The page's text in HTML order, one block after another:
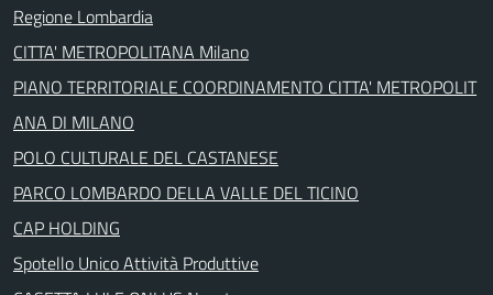
Regione Lombardia
CITTA' METROPOLITANA Milano
PIANO TERRITORIALE COORDINAMENTO CITTA' METROPOLIT
ANA DI MILANO
POLO CULTURALE DEL CASTANESE
PARCO LOMBARDO DELLA VALLE DEL TICINO
CAP HOLDING
Spotello Unico Attività Produttive